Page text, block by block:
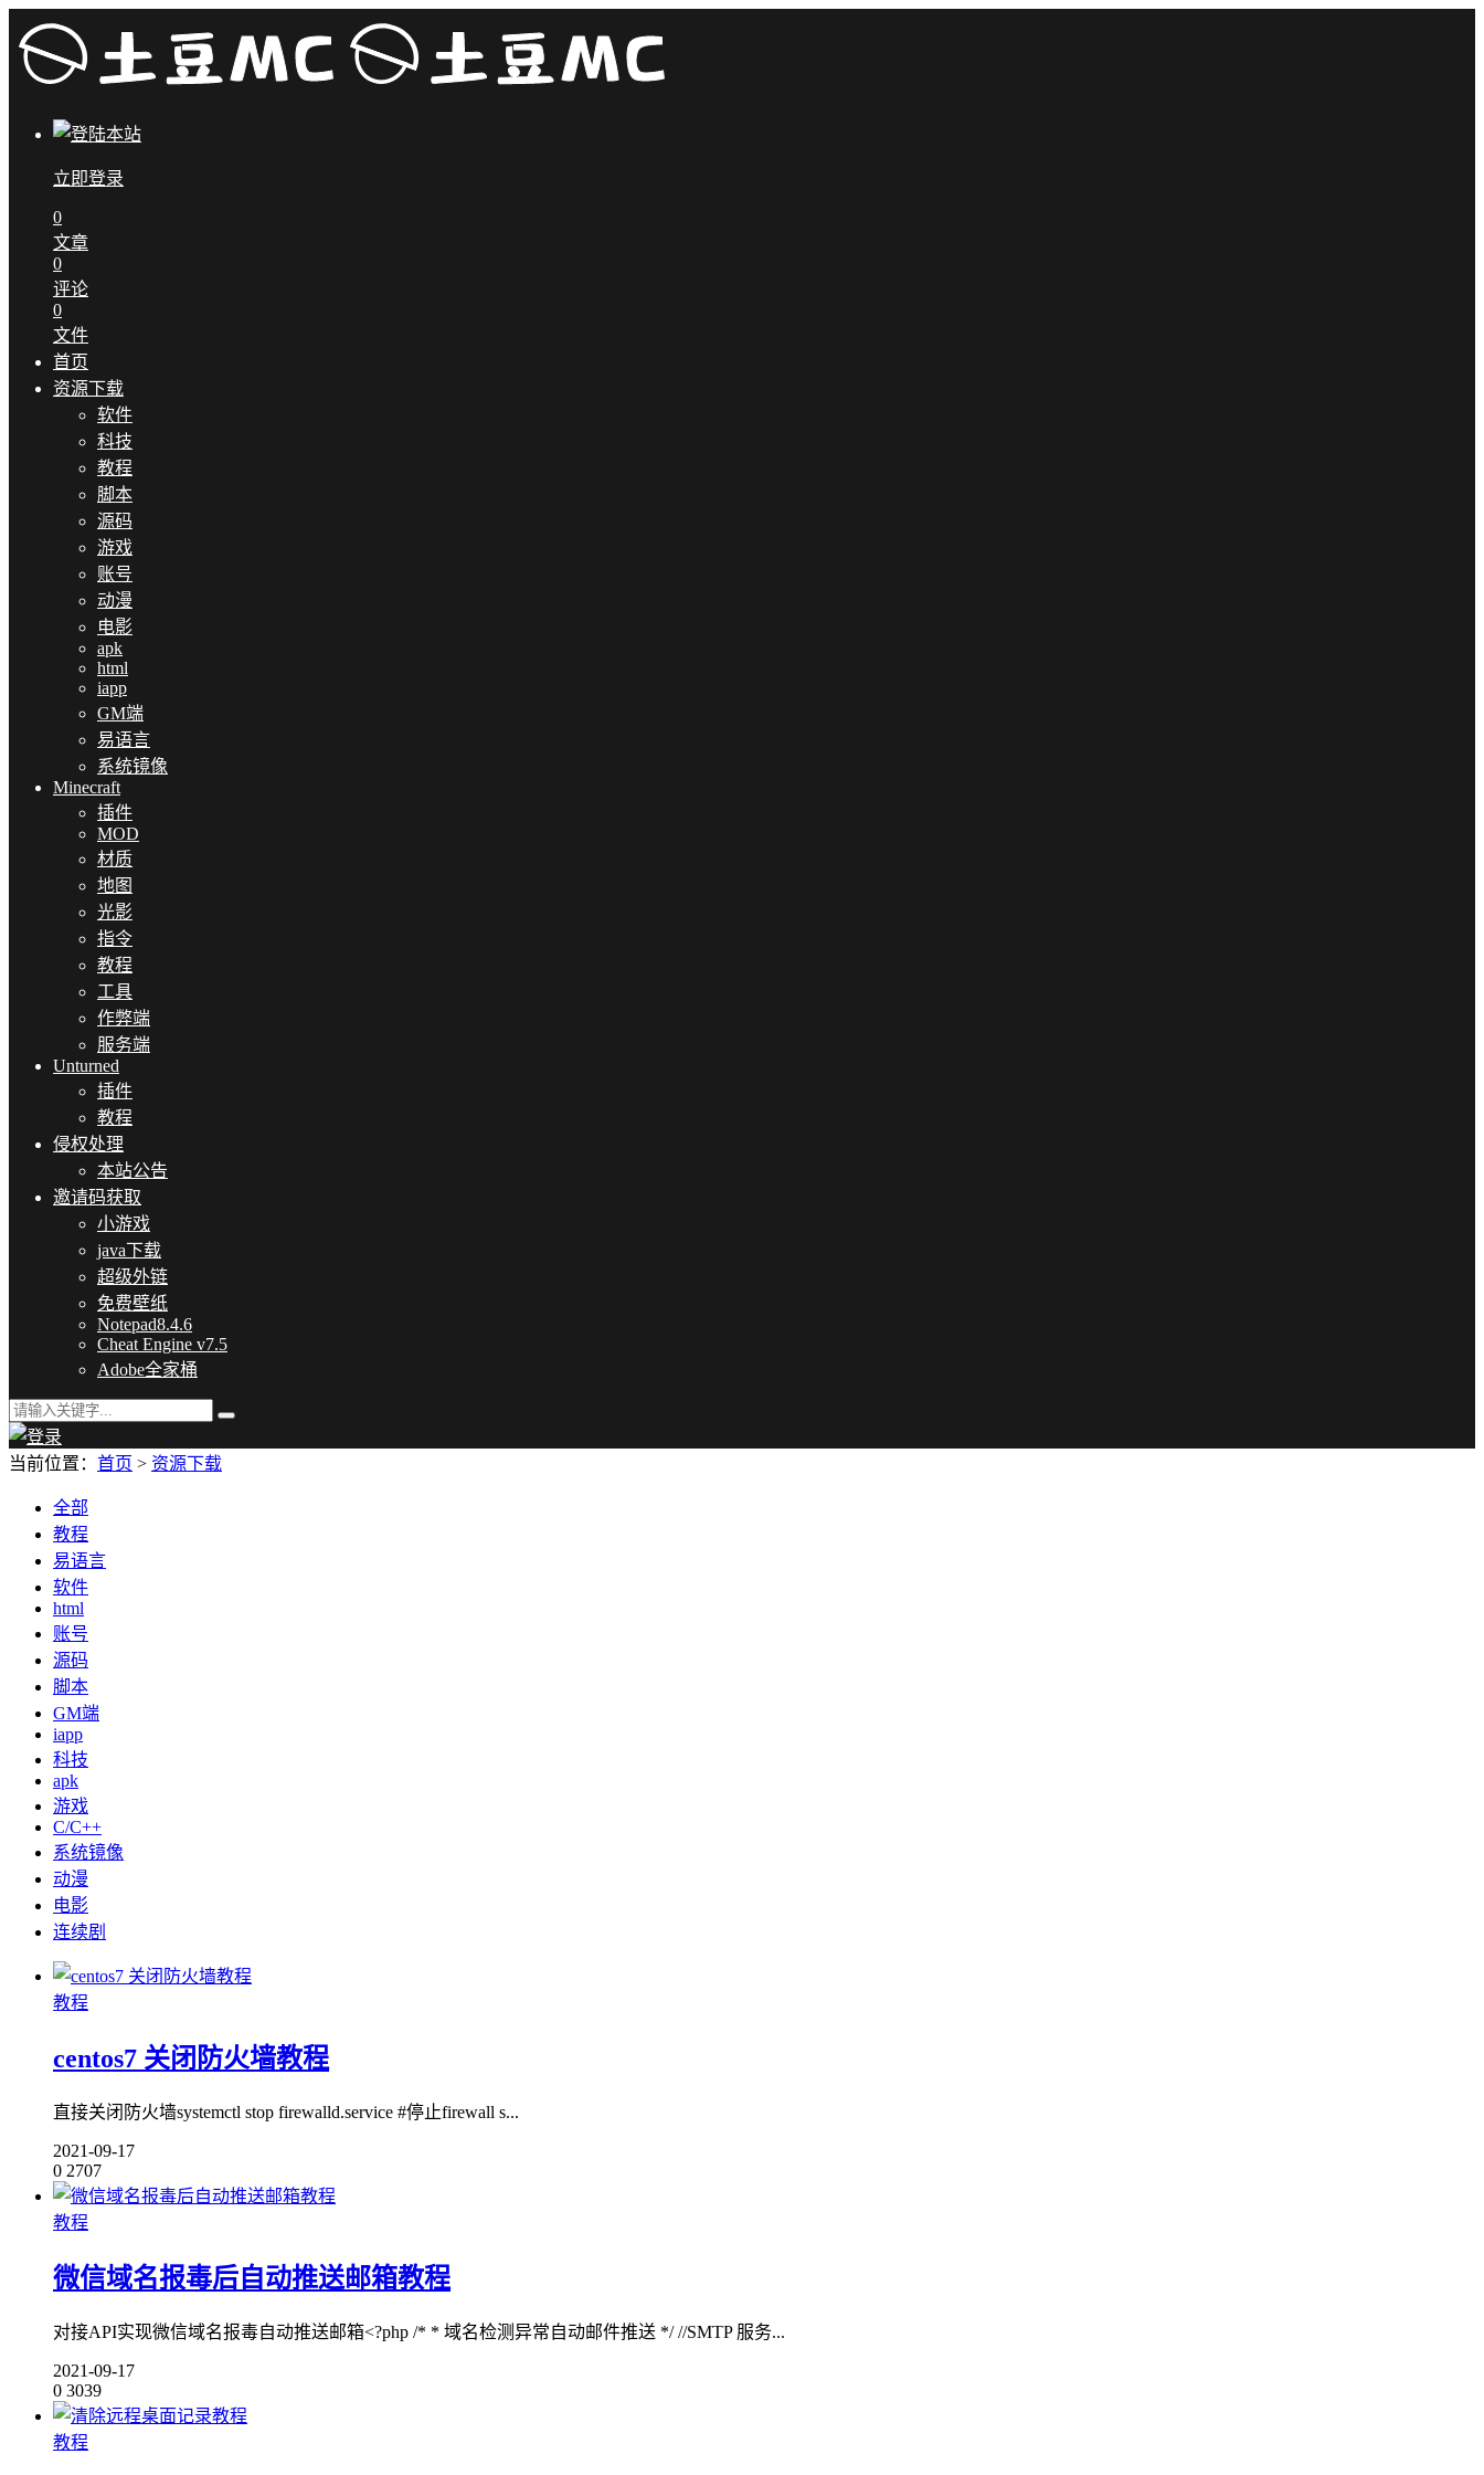
立即登录
0
文章
0
评论
0
文件
首页
资源下载
软件
科技
教程
脚本
源码
游戏
账号
动漫
电影
apk
html
iapp
GM端
易语言
系统镜像
Minecraft
插件
MOD
材质
地图
光影
指令
教程
工具
作弊端
服务端
Unturned
插件
教程
侵权处理
本站公告
邀请码获取
小游戏
java下载
超级外链
免费壁纸
Notepad8.4.6
Cheat Engine v7.5
Adobe全家桶
当前位置： 首页 > 资源下载
全部
教程
易语言
软件
html
账号
源码
脚本
GM端
iapp
科技
apk
游戏
C/C++
系统镜像
动漫
电影
连续剧
教程
centos7 关闭防火墙教程
直接关闭防火墙systemctl stop firewalld.service #停止firewall s...
2021-09-17
0 2707
教程
微信域名报毒后自动推送邮箱教程
对接API实现微信域名报毒自动推送邮箱<?php /* * 域名检测异常自动邮件推送 */ //SMTP 服务...
2021-09-17
0 3039
教程